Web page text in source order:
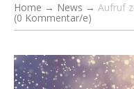
Home → News → Aufruf
(0 Kommentar/e)